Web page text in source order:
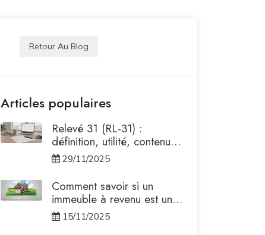
Retour Au Blog
Articles populaires
Relevé 31 (RL-31) :
définition, utilité, contenu
et impacts fiscaux pour
locataires et propriétaires
29/11/2025
Comment savoir si un
immeuble à revenu est une
bonne affaire ?
15/11/2025